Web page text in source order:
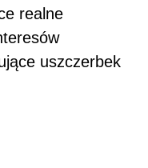
realne
uszczerbek